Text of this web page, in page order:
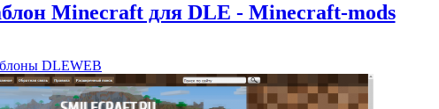
Minecraft для DLE - Minecraft-mods
DLEWEB